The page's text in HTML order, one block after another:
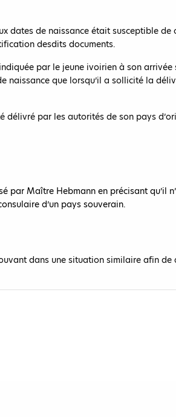
dates de naissance était susceptible
desdits documents.
par le jeune ivoirien à son
que lorsqu’il a sollicité la
par les autorités de son pays
par Maître Hebmann en précisant qu’il
d’un pays souverain.
dans une situation similaire afin de